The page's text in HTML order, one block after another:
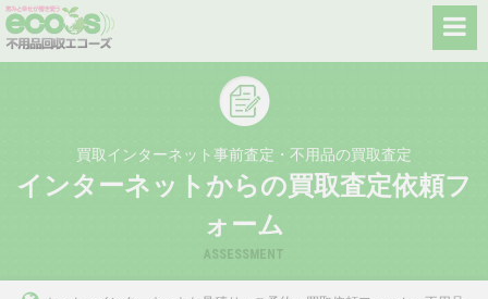
買取インターネット事前査定・不用品の買取査定
インターネットからの買取査定依頼フ
ォーム
ASSESSMENT